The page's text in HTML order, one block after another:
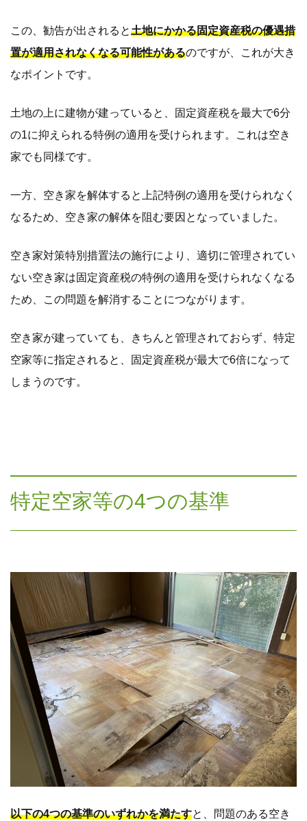
この、勧告が出されると土地にかかる固定資産税の優遇措
置が適用されなくなる可能性があるのですが、これが大き
なポイントです。
土地の上に建物が建っていると、固定資産税を最大で6分
の1に抑えられる特例の適用を受けられます。これは空き
家でも同様です。
一方、空き家を解体すると上記特例の適用を受けられなく
なるため、空き家の解体を阻む要因となっていました。
空き家対策特別措置法の施行により、適切に管理されてい
ない空き家は固定資産税の特例の適用を受けられなくなる
ため、この問題を解消することにつながります。
空き家が建っていても、きちんと管理されておらず、特定
空家等に指定されると、固定資産税が最大で6倍になって
しまうのです。
特定空家等の4つの基準
以下の4つの基準のいずれかを満たすと、問題のある空き